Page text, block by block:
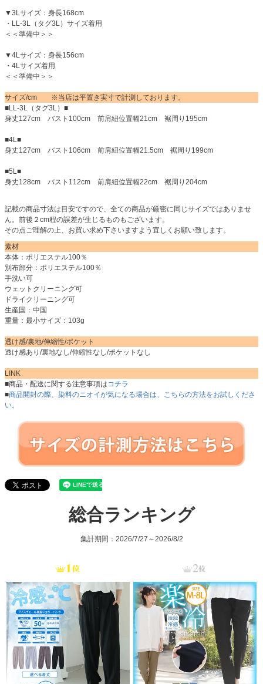
▼3Lサイズ：身長168cm
・LL-3L（タグ3L）サイズ着用
＜＜準備中＞＞
▼4Lサイズ：身長156cm
・4Lサイズ着用
＜＜準備中＞＞
サイズ/cm ※当店は平置き実寸で計測しております。
■LL-3L（タグ3L）■
身丈127cm バスト100cm 前肩紐位置幅21cm 裾周り195cm
■4L■
身丈127cm バスト106cm 前肩紐位置幅21.5cm 裾周り199cm
■5L■
身丈128cm バスト112cm 前肩紐位置幅22cm 裾周り204cm
記載の商品寸法は目安ですので、全ての商品が厳密に同じサイズではありませ
ん。前後２cm程の誤差が生じるものもございます。
その点ご理解の上、お買い求め下さいますよう宜しくお願い致します。
素材
本体：ポリエステル100％
別布部分：ポリエステル100％
手洗い可
ウェットクリーニング可
ドライクリーニング可
生産国：中国
重量：最小サイズ：103g
透け感/裏地/伸縮性/ポケット
透け感あり/裏地なし/伸縮性なし/ポケットなし
LINK
■商品・配送に関する注意事項はコチラ
■商品開封の際、染料のニオイが気になる場合は、こちらの方法をお試しくださ
い。
総合ランキング
集計期間：2026/7/27～2026/8/2